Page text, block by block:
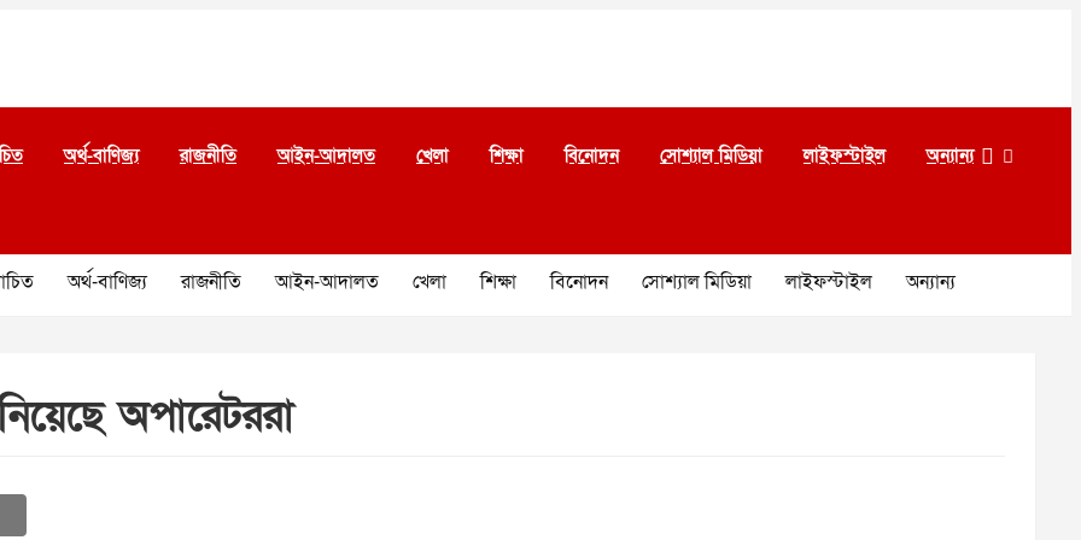
অর্থ-বাণিজ্য রাজনীতি আইন-আদালত খেলা শিক্ষা বিনোদন সোশ্যাল মিডিয়া লাইফস্টাইল অন্যান্য
অর্থ-বাণিজ্য রাজনীতি আইন-আদালত খেলা শিক্ষা বিনোদন সোশ্যাল মিডিয়া লাইফস্টাইল অন্যান্য
অপারেটররা